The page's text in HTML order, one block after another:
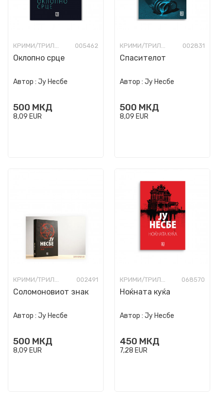
КРИМИ/ТРИЛЕР 005462
Оклопно срце
Автор : Ју Несбе
500 МКД
8,09 EUR
КРИМИ/ТРИЛЕР 002831
Спасителот
Автор : Ју Несбе
500 МКД
8,09 EUR
КРИМИ/ТРИЛЕР 002491
Соломоновиот знак
Автор : Ју Несбе
500 МКД
8,09 EUR
КРИМИ/ТРИЛЕР 068570
Ноќната куќа
Автор : Ју Несбе
450 МКД
7,28 EUR